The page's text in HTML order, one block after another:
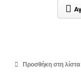
Προσθήκη στη λίστα